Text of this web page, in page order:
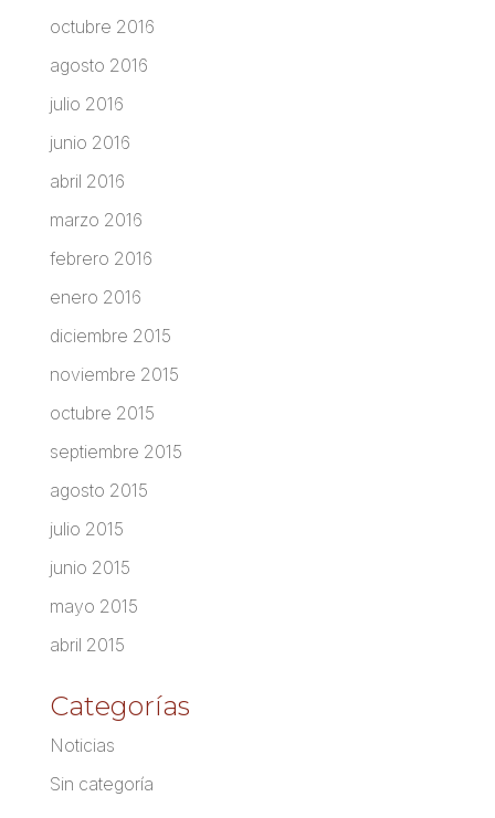
octubre 2016
agosto 2016
julio 2016
junio 2016
abril 2016
marzo 2016
febrero 2016
enero 2016
diciembre 2015
noviembre 2015
octubre 2015
septiembre 2015
agosto 2015
julio 2015
junio 2015
mayo 2015
abril 2015
Categorías
Noticias
Sin categoría